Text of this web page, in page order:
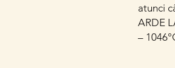
atunci
ARDE
–